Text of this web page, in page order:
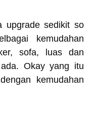
upgrade sedikit so
kemudahan
sofa, luas dan
Okay yang itu
kemudahan